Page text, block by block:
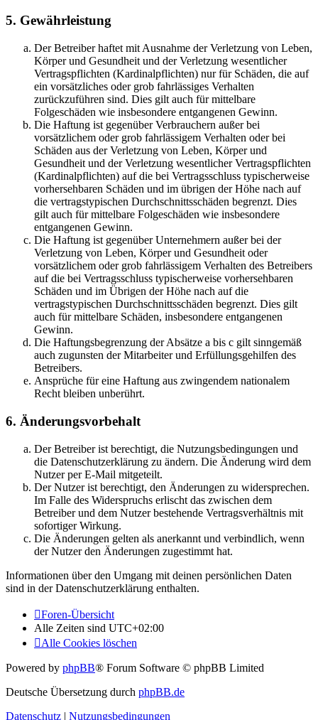
5. Gewährleistung
Der Betreiber haftet mit Ausnahme der Verletzung von Leben,
Körper und Gesundheit und der Verletzung wesentlicher
Vertragspflichten (Kardinalpflichten) nur für Schäden, die auf
ein vorsätzliches oder grob fahrlässiges Verhalten
zurückzuführen sind. Dies gilt auch für mittelbare
Folgeschäden wie insbesondere entgangenen Gewinn.
Die Haftung ist gegenüber Verbrauchern außer bei
vorsätzlichem oder grob fahrlässigem Verhalten oder bei
Schäden aus der Verletzung von Leben, Körper und
Gesundheit und der Verletzung wesentlicher Vertragspflichten
(Kardinalpflichten) auf die bei Vertragsschluss typischerweise
vorhersehbaren Schäden und im übrigen der Höhe nach auf
die vertragstypischen Durchschnittsschäden begrenzt. Dies
gilt auch für mittelbare Folgeschäden wie insbesondere
entgangenen Gewinn.
Die Haftung ist gegenüber Unternehmern außer bei der
Verletzung von Leben, Körper und Gesundheit oder
vorsätzlichem oder grob fahrlässigem Verhalten des Betreibers
auf die bei Vertragsschluss typischerweise vorhersehbaren
Schäden und im Übrigen der Höhe nach auf die
vertragstypischen Durchschnittsschäden begrenzt. Dies gilt
auch für mittelbare Schäden, insbesondere entgangenen
Gewinn.
Die Haftungsbegrenzung der Absätze a bis c gilt sinngemäß
auch zugunsten der Mitarbeiter und Erfüllungsgehilfen des
Betreibers.
Ansprüche für eine Haftung aus zwingendem nationalem
Recht bleiben unberührt.
6. Änderungsvorbehalt
Der Betreiber ist berechtigt, die Nutzungsbedingungen und
die Datenschutzerklärung zu ändern. Die Änderung wird dem
Nutzer per E-Mail mitgeteilt.
Der Nutzer ist berechtigt, den Änderungen zu widersprechen.
Im Falle des Widerspruchs erlischt das zwischen dem
Betreiber und dem Nutzer bestehende Vertragsverhältnis mit
sofortiger Wirkung.
Die Änderungen gelten als anerkannt und verbindlich, wenn
der Nutzer den Änderungen zugestimmt hat.
Informationen über den Umgang mit deinen persönlichen Daten
sind in der Datenschutzerklärung enthalten.
Foren-Übersicht
Alle Zeiten sind UTC+02:00
Alle Cookies löschen
Powered by phpBB® Forum Software © phpBB Limited
Deutsche Übersetzung durch phpBB.de
Datenschutz | Nutzungsbedingungen